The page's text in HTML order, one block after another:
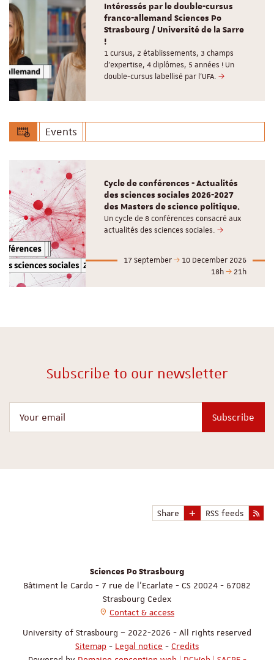
Intéressés par le double-cursus
franco-allemand Sciences Po
Strasbourg / Université de la Sarre
!
1 cursus, 2 établissements, 3 champs
d’expertise, 4 diplômes, 5 années ! Un
double-cursus labellisé par l'UFA.
Events
Cycle de conférences - Actualités
des sciences sociales 2026-2027
des Masters de science politique.
Un cycle de 8 conférences consacré aux
actualités des sciences sociales.
17 September
10 December 2026
18h
21h
Subscribe to our newsletter
Subscribe
Share RSS feeds
Sciences Po Strasbourg
Bâtiment le Cardo - 7 rue de l'Ecarlate - CS 20024 - 67082
Strasbourg Cedex
Contact & access
University of Strasbourg – 2022-2026 - All rights reserved
Sitemap - Legal notice - Credits